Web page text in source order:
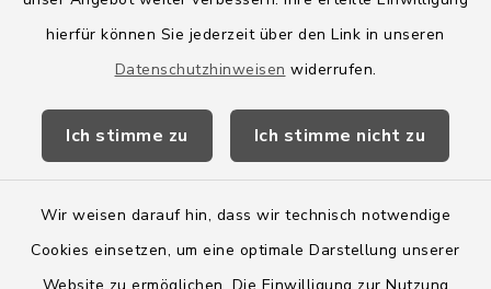
hierfür können Sie jederzeit über den Link in unseren
Datenschutzhinweisen widerrufen.
Ich stimme zu Ich stimme nicht zu
Wir weisen darauf hin, dass wir technisch notwendige
Cookies einsetzen, um eine optimale Darstellung unserer
Amtsbroschüre
Wege-Zweckverband